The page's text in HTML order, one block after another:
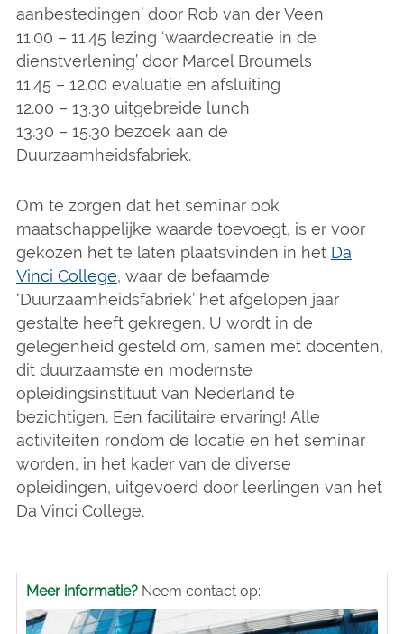
aanbestedingen’ door Rob van der Veen
11.00 – 11.45 lezing ‘waardecreatie in de
dienstverlening’ door Marcel Broumels
11.45 – 12.00 evaluatie en afsluiting
12.00 – 13.30 uitgebreide lunch
13.30 – 15.30 bezoek aan de
Duurzaamheidsfabriek.
Om te zorgen dat het seminar ook
maatschappelijke waarde toevoegt, is er voor
gekozen het te laten plaatsvinden in het Da
Vinci College, waar de befaamde
‘Duurzaamheidsfabriek’ het afgelopen jaar
gestalte heeft gekregen. U wordt in de
gelegenheid gesteld om, samen met docenten,
dit duurzaamste en modernste
opleidingsinstituut van Nederland te
bezichtigen. Een facilitaire ervaring! Alle
activiteiten rondom de locatie en het seminar
worden, in het kader van de diverse
opleidingen, uitgevoerd door leerlingen van het
Da Vinci College.
Meer informatie?Neem contact op: